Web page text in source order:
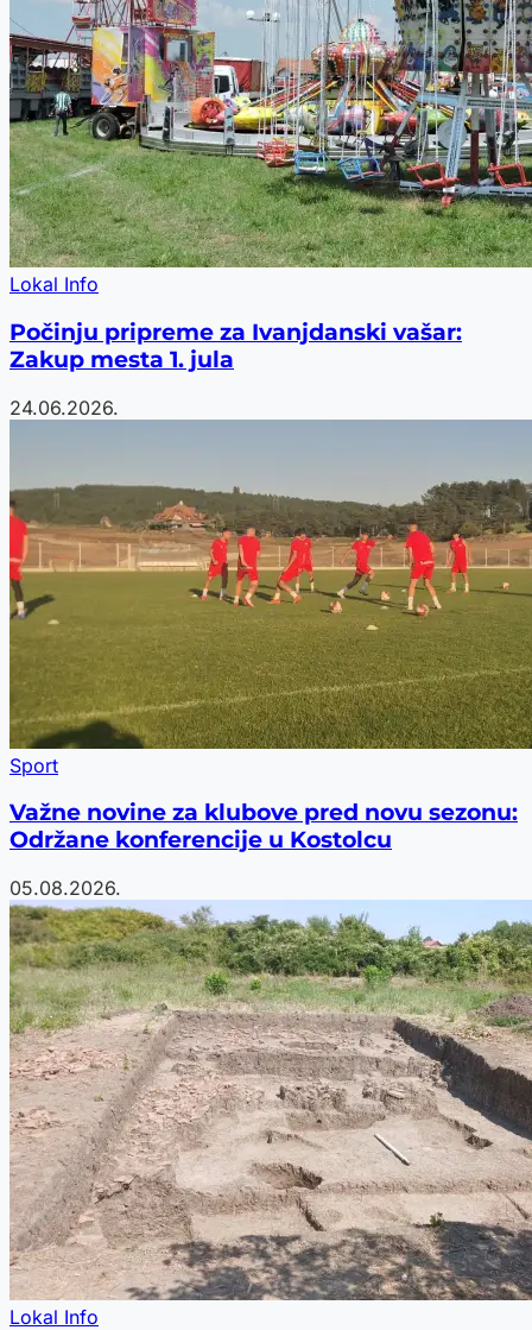
Lokal Info
Počinju pripreme za Ivanjdanski vašar:
Zakup mesta 1. jula
24.06.2026.
Sport
Važne novine za klubove pred novu sezonu:
Održane konferencije u Kostolcu
05.08.2026.
Lokal Info